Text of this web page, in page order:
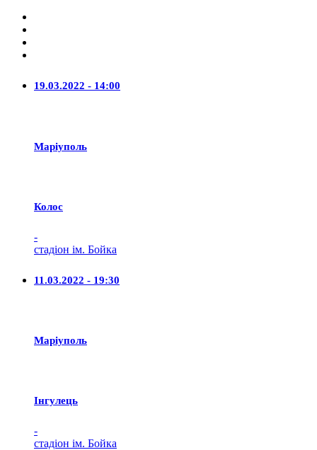
19.03.2022 - 14:00
Маріуполь
Колос
-
стадіон ім. Бойка
11.03.2022 - 19:30
Маріуполь
Iнгулець
-
стадіон ім. Бойка